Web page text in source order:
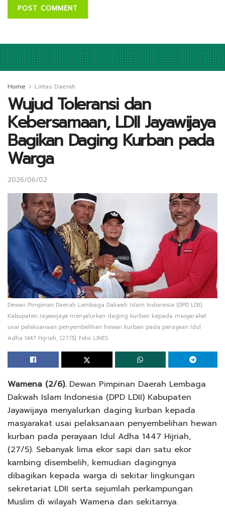
Home Lintas Daerah
Wujud Toleransi dan
Kebersamaan, LDII Jayawijaya
Bagikan Daging Kurban pada
Warga
2026/06/02
Dewan Pimpinan Daerah Lembaga Dakwah Islam Indonesia (DPD LDII)
Kabupaten Jayawijaya menyalurkan daging kurban kepada masyarakat
usai pelaksanaan penyembelihan hewan kurban pada perayaan Idul
Adha 1447 Hijriah, (27/5). Foto: LINES
Wamena (2/6).Dewan Pimpinan Daerah Lembaga
Dakwah Islam Indonesia (DPD LDII) Kabupaten
Jayawijaya menyalurkan daging kurban kepada
masyarakat usai pelaksanaan penyembelihan hewan
kurban pada perayaan Idul Adha 1447 Hijriah,
(27/5). Sebanyak lima ekor sapi dan satu ekor
kambing disembelih, kemudian dagingnya
dibagikan kepada warga di sekitar lingkungan
sekretariat LDII serta sejumlah perkampungan
Muslim di wilayah Wamena dan sekitarnya.